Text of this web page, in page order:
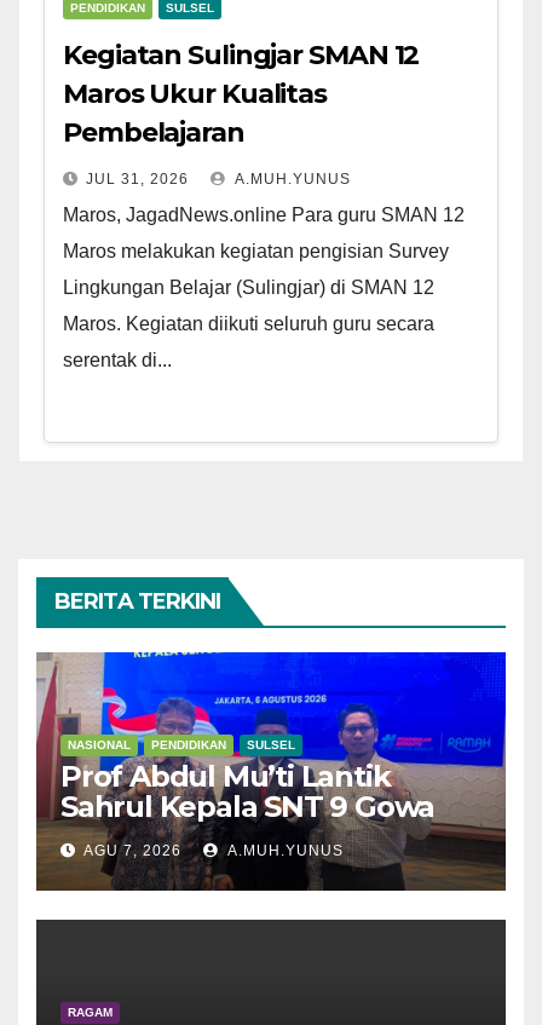
PENDIDIKAN SULSEL
Kegiatan Sulingjar SMAN 12
Maros Ukur Kualitas
Pembelajaran
JUL 31, 2026 A.MUH.YUNUS
Maros, JagadNews.online Para guru SMAN 12
Maros melakukan kegiatan pengisian Survey
Lingkungan Belajar (Sulingjar) di SMAN 12
Maros. Kegiatan diikuti seluruh guru secara
serentak di...
BERITA TERKINI
NASIONAL PENDIDIKAN SULSEL
Prof Abdul Mu’ti Lantik
Sahrul Kepala SNT 9 Gowa
AGU 7, 2026 A.MUH.YUNUS
RAGAM